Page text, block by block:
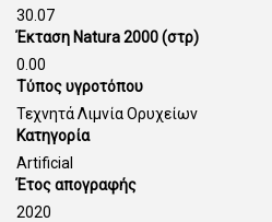
30.07
Έκταση Natura 2000 (στρ)
0.00
Τύπος υγροτόπου
Τεχνητά Λιμνία Ορυχείων
Κατηγορία
Artificial
Έτος απογραφής
2020